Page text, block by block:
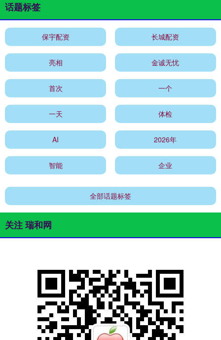
话题标签
保宇配资 长城配资
亮相 金诚无忧
首次 一个
一天 体检
AI 2026年
智能 企业
全部话题标签
关注 瑞和网